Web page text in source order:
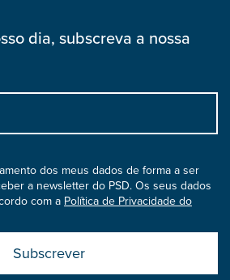
dia, subscreva a nossa
dos meus dados de forma a ser
a newsletter do PSD. Os seus dados
com a Política de Privacidade do